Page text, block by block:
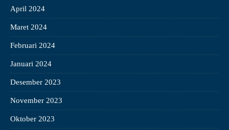
April 2024
Maret 2024
Februari 2024
Januari 2024
Desember 2023
November 2023
Oktober 2023